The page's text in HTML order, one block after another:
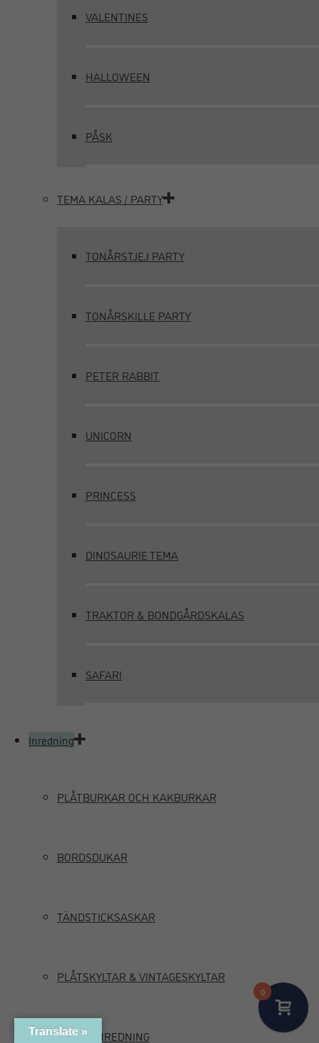
VALENTINES
HALLOWEEN
PÅSK
TEMA KALAS / PARTY
TONÅRSTJEJ PARTY
TONÅRSKILLE PARTY
PETER RABBIT
UNICORN
PRINCESS
DINOSAURIE TEMA
TRAKTOR & BONDGÅRDSKALAS
SAFARI
Inredning
PLÅTBURKAR OCH KAKBURKAR
BORDSDUKAR
TÄNDSTICKSASKAR
PLÅTSKYLTAR & VINTAGESKYLTAR
MARIN INREDNING
0
Translate »